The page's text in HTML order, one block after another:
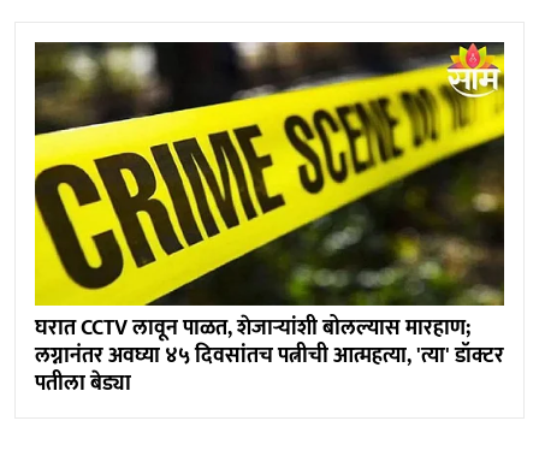
घरात CCTV लावून पाळत, शेजाऱ्यांशी बोलल्यास मारहाण;
लग्नानंतर अवघ्या ४५ दिवसांतच पत्नीची आत्महत्या, 'त्या' डॉक्टर
पतीला बेड्या